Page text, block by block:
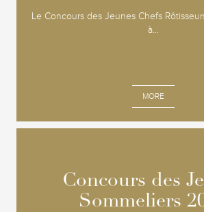
Le Concours des Jeunes Chefs
à...
MORE
Concours des
Sommeliers
Concours des
Sommeliers